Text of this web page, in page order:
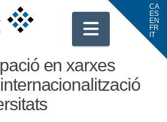
en xarxes